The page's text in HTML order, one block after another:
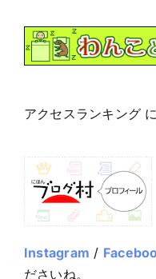
アクセスランキング
Instagram /
ださいね。